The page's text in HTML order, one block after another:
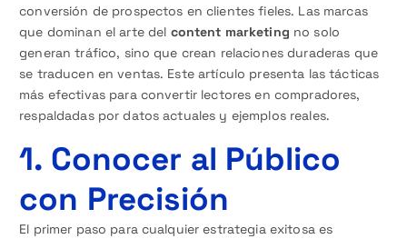
conversión de prospectos en clientes fieles. Las marcas
que dominan el arte del content marketing no solo
generan tráfico, sino que crean relaciones duraderas que
se traducen en ventas. Este artículo presenta las tácticas
más efectivas para convertir lectores en compradores,
respaldadas por datos actuales y ejemplos reales.
1. Conocer al Público
con Precisión
El primer paso para cualquier estrategia exitosa es